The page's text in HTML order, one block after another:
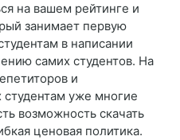
на вашем рейтинге и
занимает первую
в написании
самих студентов. На
и
уже многие
возможность скачать
ценовая политика.